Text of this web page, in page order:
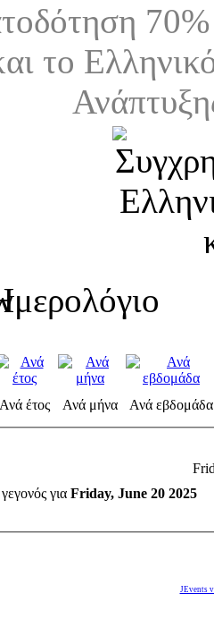
το
Ανά έτος Ανά μήνα
Ανά εβδομάδα
για Friday, June 20 2025
JEvents